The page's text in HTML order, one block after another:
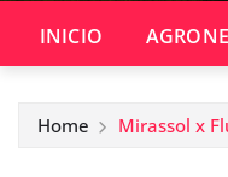
INICIO
Home Mirassol x